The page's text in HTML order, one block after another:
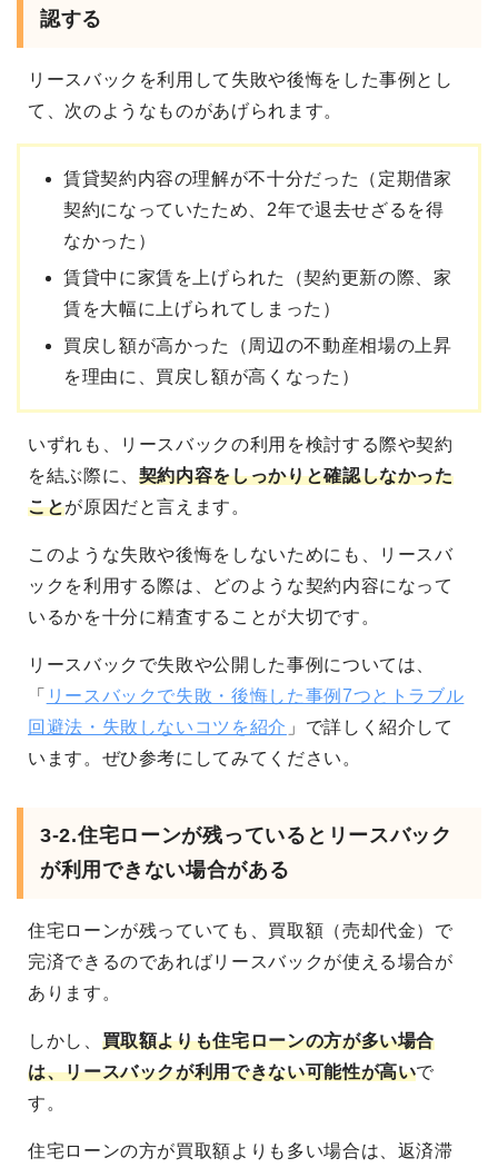
認する
リースバックを利用して失敗や後悔をした事例とし
て、次のようなものがあげられます。
賃貸契約内容の理解が不十分だった（定期借家
契約になっていたため、2年で退去せざるを得
なかった）
賃貸中に家賃を上げられた（契約更新の際、家
賃を大幅に上げられてしまった）
買戻し額が高かった（周辺の不動産相場の上昇
を理由に、買戻し額が高くなった）
いずれも、リースバックの利用を検討する際や契約
を結ぶ際に、 契約内容をしっかりと確認しなかった
ことが原因だと言えます。
このような失敗や後悔をしないためにも、リースバ
ックを利用する際は、どのような契約内容になって
いるかを十分に精査することが大切です。
リースバックで失敗や公開した事例については、
「 リースバックで失敗・後悔した事例7つとトラブル
回避法・失敗しないコツを紹介 」で詳しく紹介して
います。ぜひ参考にしてみてください。
3-2.住宅ローンが残っているとリースバック
が利用できない場合がある
住宅ローンが残っていても、買取額（売却代金）で
完済できるのであればリースバックが使える場合が
あります。
しかし、 買取額よりも住宅ローンの方が多い場合
は、リースバックが利用できない可能性が高いで
す。
住宅ローンの方が買取額よりも多い場合は、返済滞